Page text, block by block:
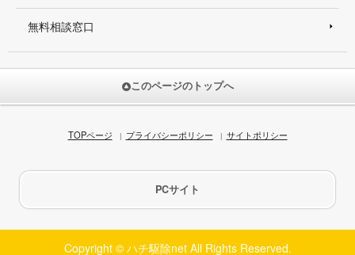
無料相談窓口
このページのトップへ
TOPページ プライバシーポリシー サイトポリシー
PCサイト
Copyright © ハチ駆除net All Rights Reserved.